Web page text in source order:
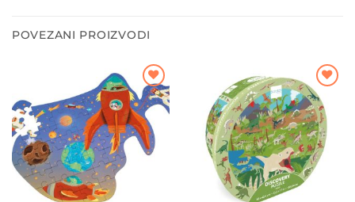
POVEZANI PROIZVODI
Dodajte
na listu
želja
Dodajte
na listu
želja